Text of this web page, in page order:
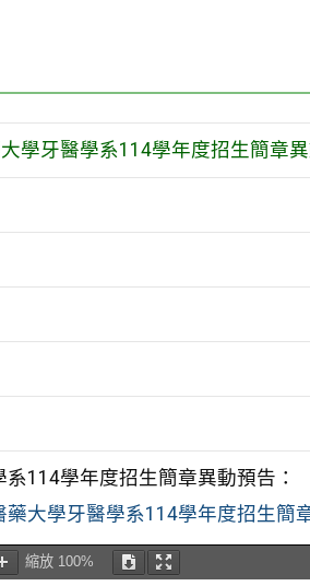
學牙醫學系114學年度招生簡章
系114學年度招生簡章異動預告：
藥大學牙醫學系114學年度招生簡
縮放 100%